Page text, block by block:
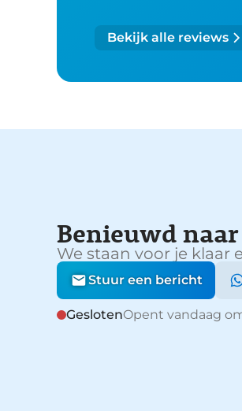
Bekijk alle reviews
Benieuwd
We staan voor je klaar
Stuur een bericht
GeslotenOpent vandaag